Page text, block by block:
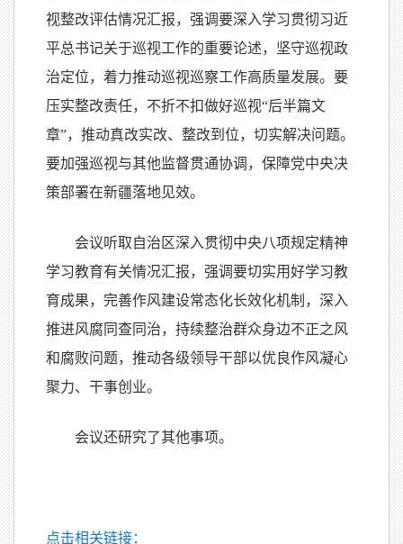
视整改评估情况汇报，强调要深入学习贯彻习近
平总书记关于巡视工作的重要论述，坚守巡视政
治定位，着力推动巡视巡察工作高质量发展。要
压实整改责任，不折不扣做好巡视“后半篇文
章”，推动真改实改、整改到位，切实解决问题。
要加强巡视与其他监督贯通协调，保障党中央决
策部署在新疆落地见效。
会议听取自治区深入贯彻中央八项规定精神
学习教育有关情况汇报，强调要切实用好学习教
育成果，完善作风建设常态化长效化机制，深入
推进风腐同查同治，持续整治群众身边不正之风
和腐败问题，推动各级领导干部以优良作风凝心
聚力、干事创业。
会议还研究了其他事项。
点击相关链接：